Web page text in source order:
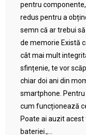
pentru
redus pentru a
semn că ar trebui
de memorie Există
cât mai mult
sfințenie, te vor
chiar doi ani din
smartphone. Pentru
cum funcționează
Poate ai auzit
bateriei.,...